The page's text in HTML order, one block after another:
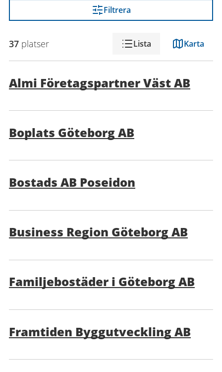
Filtrera
Lista Karta
37 platser
Almi Företagspartner Väst AB
Boplats Göteborg AB
Bostads AB Poseidon
Business Region Göteborg AB
Familjebostäder i Göteborg AB
Framtiden Byggutveckling AB